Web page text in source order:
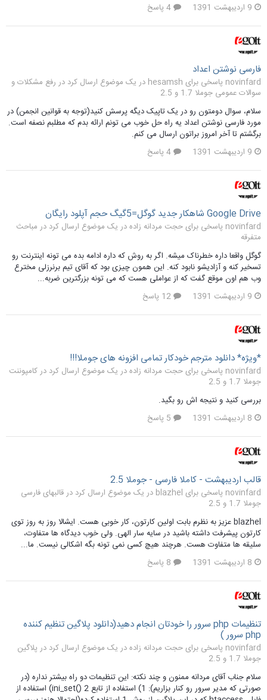
9 اردیبهشت 1391
فارسی نوشتن اعداد
novinfard پاسخی برای hesamsh در یک موضوع ارسال کرد در
رفع مشکلات و
سوالات عمومی جوملا 1.7 و 2.5
سلام، سوال دومتون رو در یک تاپیک دیگه پرسش کنید(توجه به قوانین انجمن) در
مورد فارسی نوشتن اعداد یه راه حل خوب می تونم ارائه بدم که مطلبم نصفه است.
برگشتم تا آخر امروز براتون ارسال می کنم.
9 اردیبهشت 1391
Google Drive شاهکار جدید گوگل=5گیگ حجم آپلود رایگان
novinfard پاسخی برای حجت مردانه زاده در یک موضوع ارسال کرد در
مباحث
متفرقه
گوگل واقعا داره خطرناک میشه. اگر به روش که داره ادامه بده می تونه اینترنت رو
تسخیر کنه و آزادیشو نابود کنه. این همون چیزی بود که آقای تیم برنرزلی مخترع
وب هم اون موقع گفت که از عواملی هست که می تونه بزرگترین ضربه...
9 اردیبهشت 1391
*ویژه* دانلود مترجم خودکار تمامی افزونه های جوملا!!!
novinfard پاسخی برای حجت مردانه زاده در یک موضوع ارسال کرد در
کامپوننت
جوملا 1.7 و 2.5
بررسی کنید و نتیجه اش رو بگید.
8 اردیبهشت 1391
قالب اردیبهشت - کاملا فارسی - جوملا 2.5
novinfard پاسخی برای blazhel در یک موضوع ارسال کرد در
قالبهای فارسی
جوملا 1.7 و 2.5
blazhel عزیز به نظرم بابت اولین کارتون، کار خوبی هست. ایشالا روز به روز توی
کارتون پیشرفت داشته باشید در سایه سار الهی. ولی خوب دیدگاه ها متفاوت،
سلیقه ها متفاوت هست. هرچند هیچ کسی نمی تونه بگه اشکالی نیست. ما...
8 اردیبهشت 1391
تنظیمات php سرور را خودتان انجام دهید(دانلود پلاگین تنظیم کننده
php سرور )
novinfard پاسخی برای حجت مردانه زاده در یک موضوع ارسال کرد در
پلاگین
جوملا 1.7 و 2.5
سلام جناب آقای مردانه ممنون و چند نکته: این تنظیمات دو راه بیشتر نداره (در
صورتی که مدیر سرور رو کنار بزاریم): 1) استفاده از تابع ini_set() 2) استفاده از